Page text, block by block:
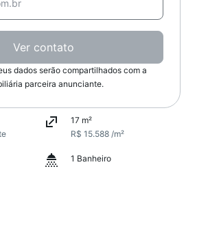
Ver contato
dados serão compartilhados com a
parceira anunciante.
17 m²
R$ 15.588 /m²
1 Banheiro